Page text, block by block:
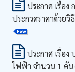
ประกาศ เรื่อง
ประกวดราคาด้วยวิ
ประกาศ เรื่อง
ไฟฟ้า จำนวน 1 คัน